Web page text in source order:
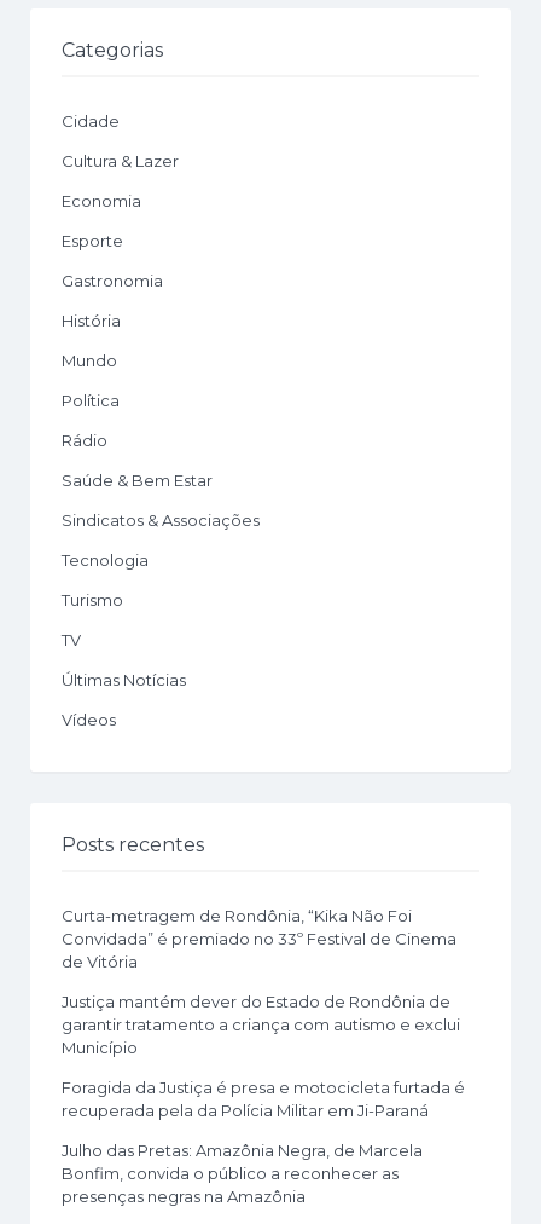
Categorias
Cidade
Cultura & Lazer
Economia
Esporte
Gastronomia
História
Mundo
Política
Rádio
Saúde & Bem Estar
Sindicatos & Associações
Tecnologia
Turismo
TV
Últimas Notícias
Vídeos
Posts recentes
Curta-metragem de Rondônia, “Kika Não Foi
Convidada” é premiado no 33º Festival de Cinema
de Vitória
Justiça mantém dever do Estado de Rondônia de
garantir tratamento a criança com autismo e exclui
Município
Foragida da Justiça é presa e motocicleta furtada é
recuperada pela da Polícia Militar em Ji-Paraná
Julho das Pretas: Amazônia Negra, de Marcela
Bonfim, convida o público a reconhecer as
presenças negras na Amazônia